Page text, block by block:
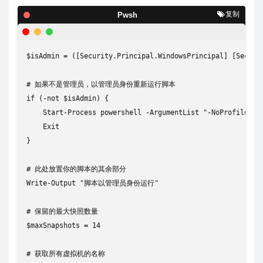
$isAdmin = ([Security.Principal.WindowsPrincipal]
# 如果不是管理员，以管理员身份重新运行脚本
if (-not $isAdmin) {
Start-Process powershell -ArgumentList "-NoProfile
    Exit
}
# 此处放置你的脚本的其余部分
Write-Output "脚本以管理员身份运行"
# 保留的最大快照数量
$maxSnapshots = 14
# 获取所有虚拟机的名称
Pwsh 复制